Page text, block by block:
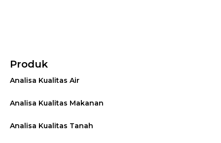
Produk
Analisa Kualitas Air
Analisa Kualitas Makanan
Analisa Kualitas Tanah